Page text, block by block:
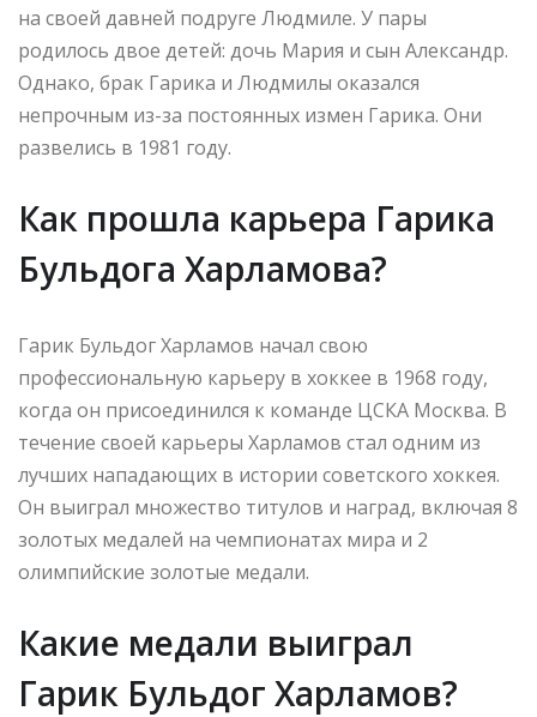
на своей давней подруге Людмиле. У пары
родилось двое детей: дочь Мария и сын Александр.
Однако, брак Гарика и Людмилы оказался
непрочным из-за постоянных измен Гарика. Они
развелись в 1981 году.
Как прошла карьера Гарика
Бульдога Харламова?
Гарик Бульдог Харламов начал свою
профессиональную карьеру в хоккее в 1968 году,
когда он присоединился к команде ЦСКА Москва. В
течение своей карьеры Харламов стал одним из
лучших нападающих в истории советского хоккея.
Он выиграл множество титулов и наград, включая 8
золотых медалей на чемпионатах мира и 2
олимпийские золотые медали.
Какие медали выиграл
Гарик Бульдог Харламов?